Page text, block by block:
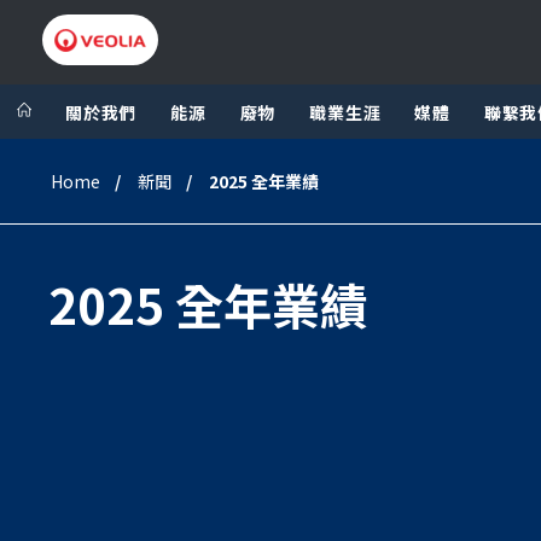
Veolia Group
LIVING CIRCULAR
關於我們 能源 廢物 職業生涯 媒體 聯繫我
Home 新聞 2025 全年業績
2025 全年業績